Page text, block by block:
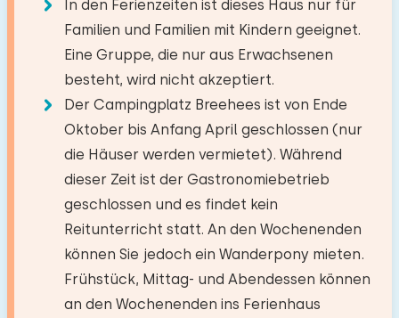
− +
Anzahl der Kinder −
Anzahl der Babys − +
Anzahl der Haustiere − +
Löschen Verwenden
In den Ferienzeiten ist dieses Haus nur für
Familien und Familien mit Kindern geeignet.
Eine Gruppe, die nur aus Erwachsenen
besteht, wird nicht akzeptiert.
Der Campingplatz Breehees ist von Ende
Oktober bis Anfang April geschlossen (nur
die Häuser werden vermietet). Während
dieser Zeit ist der Gastronomiebetrieb
geschlossen und es findet kein
Reitunterricht statt. An den Wochenenden
können Sie jedoch ein Wanderpony mieten.
Frühstück, Mittag- und Abendessen können
an den Wochenenden ins Ferienhaus
Küche
Geschirrspüler
Kühlschrank mit Gefrierfach
Filter Kaffeemaschine
Wasserkocher
Draußen
Garten
Gartenmöbel
Wald
10,6 km
Freizeitsee
12,9 km
Angelgewässer
38,2 km
Golfplatz
Nationalpark
23,6 km
Vergnügungspark
19,3 km
Flughafen
34,5 km
Zugbahnhof
9,4 km
Bushaltestelle
September 2023
Anonym
April 2022
Manon van Zummeren
Original anzeigen
Ich hatte einen tollen Aufenthalt!